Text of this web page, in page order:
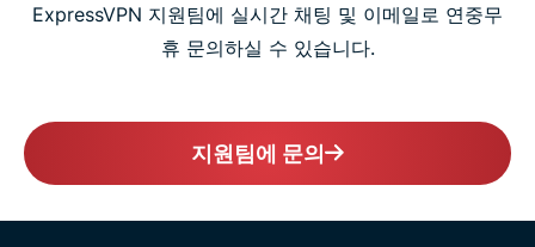
ExpressVPN 지원팀에 실시간 채팅 및 이메일로 연중무
휴 문의하실 수 있습니다.
지원팀에 문의